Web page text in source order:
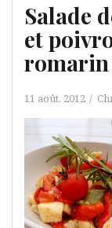
Salade
et
romarin
11 août, 2012